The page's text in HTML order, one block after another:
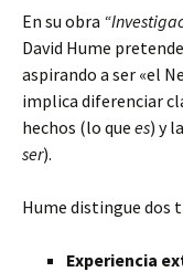
En su obra
David Hume
aspirando a ser «el
implica diferenciar
hechos (lo que es) y
ser).
Hume distingue dos
Experiencia